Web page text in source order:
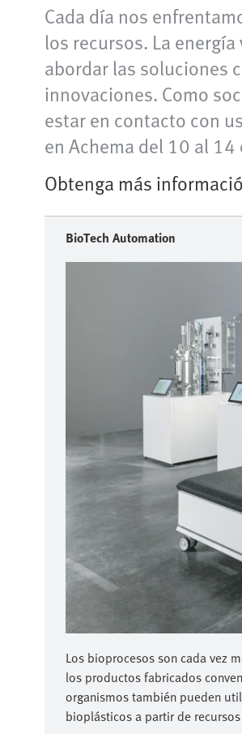
Cada día nos
los recursos. La
abordar las soluciones
innovaciones. Como
estar en contacto con
en Achema del 10 al
Obtenga más
BioTech Automation
Los bioprocesos son cada vez
los productos fabricados
organismos también pueden
bioplásticos a partir de